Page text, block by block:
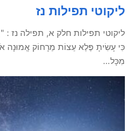
ליקוטי תפילות נז
ליקוטי תפילות חלק א, תפילה נז
כִּי עָשִׂיתָ פֶּלֶא עֵצוֹת מֵרָחוֹק אֱמוּנָה
מִכָּל…